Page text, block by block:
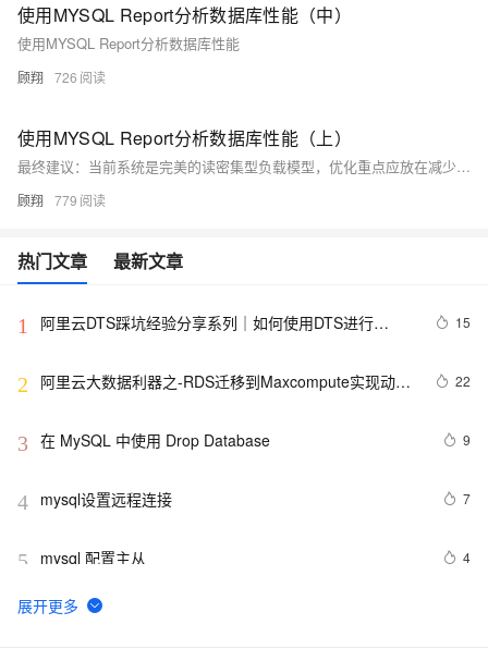
使用MYSQL Report分析数据库性能（中）
使用MYSQL Report分析数据库性能
顾翔 726
使用MYSQL Report分析数据库性能（上）
最终建议：当前系统是完美的读密集型负载模型，优化重点应放在减少行读取量和提高数据定位效率。通过索引优化、分区策略和内存缓存，预期可降低30%的CPU负载，同时保持100%的缓冲池命中率。建议每百万次查询后刷新统计信息以持续优化
顾翔 779
热门文章 最新文章
1
阿里云DTS踩坑经验分享系列｜如何使用DTS进行
15
2
阿里云大数据利器之-RDS迁移到Maxcompute实现动态
22
3 在 MySQL 中使用 Drop Database 9
4 mysql设置远程连接 7
5 mysql 配置主从 4
6 mysql 更改root密码